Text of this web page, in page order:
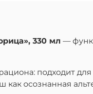
330 мл —
подходит
осознанная